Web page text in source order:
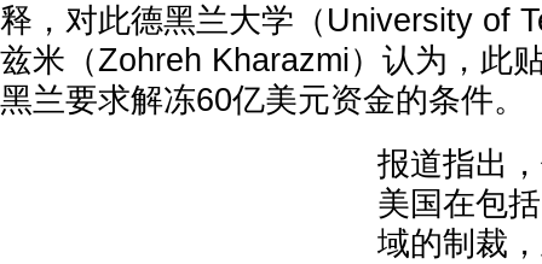
释，对此德黑兰大学（University of
兹米（Zohreh Kharazmi）认为，此
黑兰要求解冻60亿美元资金的条件
报道指出
美国在包
域的制裁